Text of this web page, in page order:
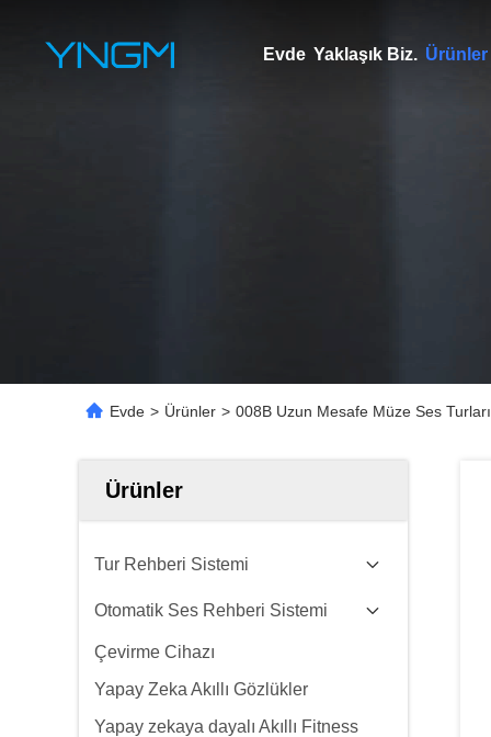
Evde Yaklaşık Biz. Ürünler
Evde > Ürünler > 008B Uzun Mesafe Müze Ses
Ürünler
Tur Rehberi Sistemi
Otomatik Ses Rehberi Sistemi
Çevirme Cihazı
Yapay Zeka Akıllı Gözlükler
Yapay zekaya dayalı Akıllı Fitness